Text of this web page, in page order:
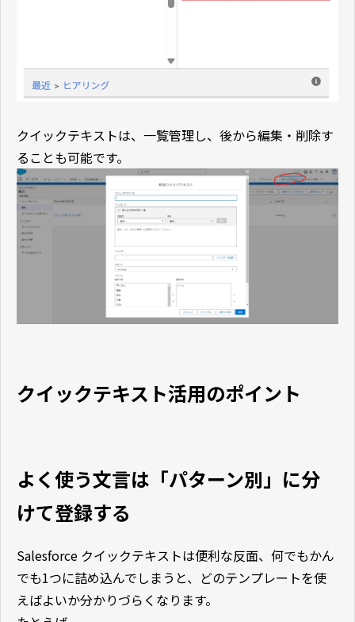
クイックテキストは、一覧管理し、後から編集・削除す
ることも可能です。
クイックテキスト活用のポイント
よく使う文言は「パターン別」に分
けて登録する
Salesforce クイックテキストは便利な反面、何でもかん
でも1つに詰め込んでしまうと、どのテンプレートを使
えばよいか分かりづらくなります。